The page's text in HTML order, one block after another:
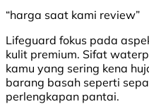
“harga saat kami review”
Lifeguard fokus pada
kulit premium. Sifat
kamu yang sering kena
barang basah seperti
perlengkapan pantai.